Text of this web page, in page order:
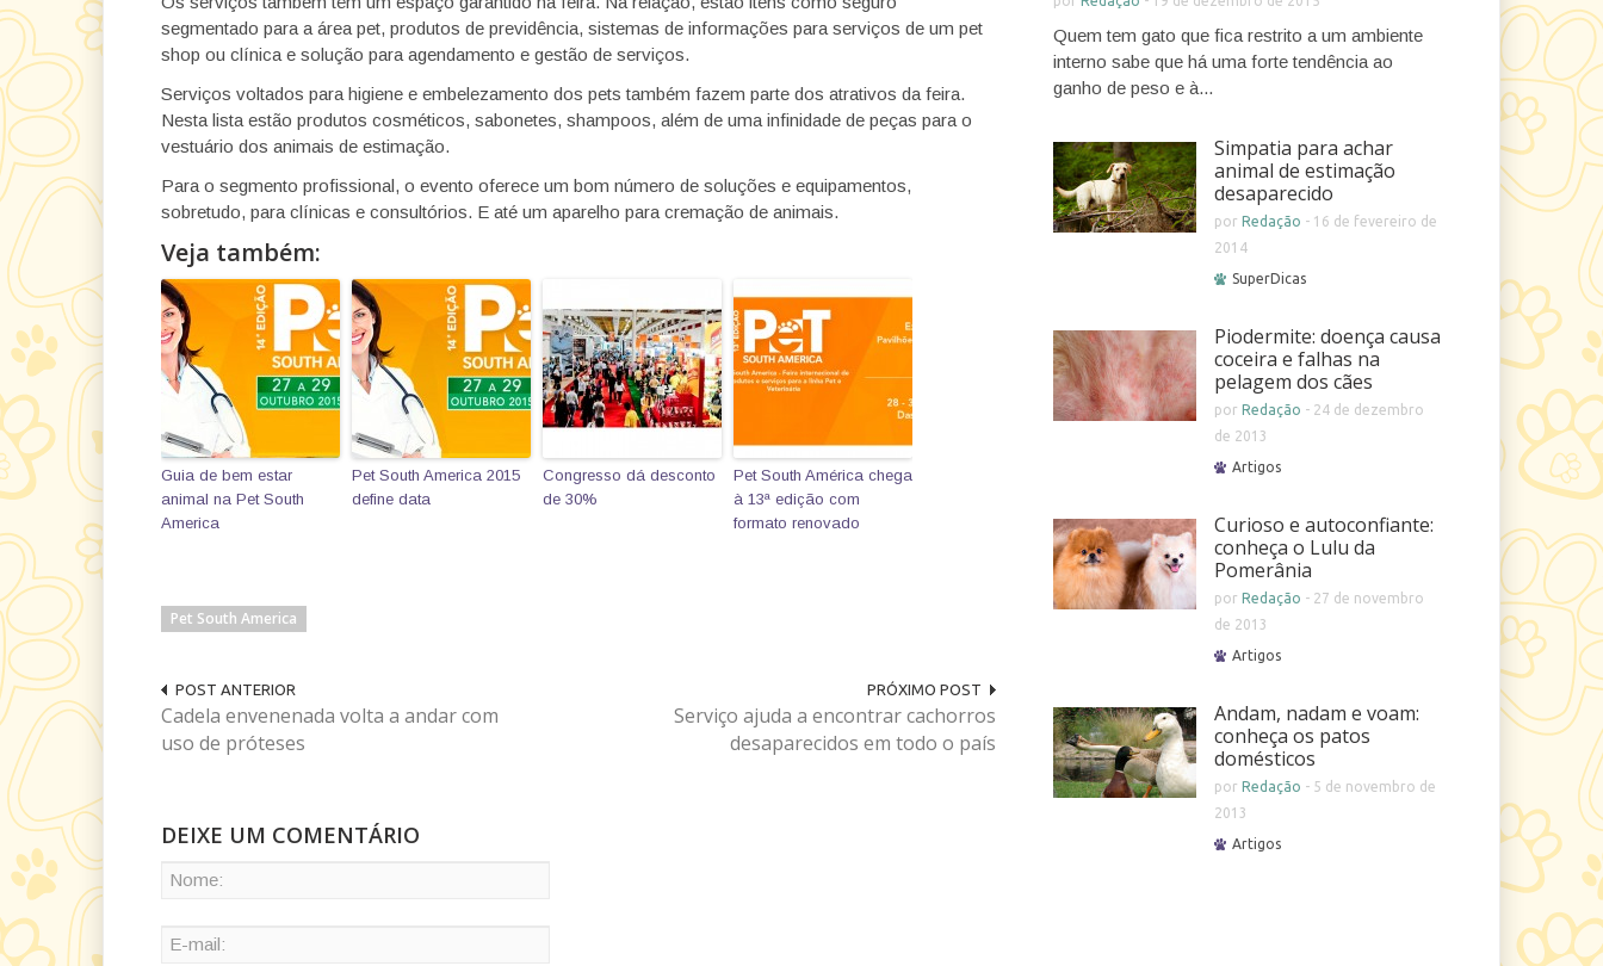
segmentado para a área pet, produtos de previdência, sistemas de informações para serviços de um pet
shop ou clínica e solução para agendamento e gestão de serviços.
Serviços voltados para higiene e embelezamento dos pets também fazem parte dos atrativos da feira.
Nesta lista estão produtos cosméticos, sabonetes, shampoos, além de uma infinidade de peças para o
vestuário dos animais de estimação.
Para o segmento profissional, o evento oferece um bom número de soluções e equipamentos,
sobretudo, para clínicas e consultórios. E até um aparelho para cremação de animais.
Veja também:
Guia de bem estar
animal na Pet South
America
Pet South America 2015
define data
Congresso dá desconto
de 30%
Pet South América chega
à 13ª edição com
formato renovado
Pet South America
POST ANTERIOR
Cadela envenenada volta a andar com
uso de próteses
PRÓXIMO POST
Serviço ajuda a encontrar cachorros
desaparecidos em todo o país
DEIXE UM COMENTÁRIO
Quem tem gato que fica restrito a um ambiente
interno sabe que há uma forte tendência ao
ganho de peso e à...
Simpatia para achar
animal de estimação
desaparecido
porRedação - 16 de fevereiro de
2014
SuperDicas
Piodermite: doença causa
coceira e falhas na
pelagem dos cães
porRedação - 24 de dezembro
de 2013
Artigos
Curioso e autoconfiante:
conheça o Lulu da
Pomerânia
porRedação - 27 de novembro
de 2013
Artigos
Andam, nadam e voam:
conheça os patos
domésticos
porRedação - 5 de novembro de
2013
Artigos